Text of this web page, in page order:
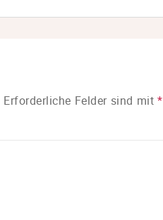
Erforderliche Felder sind mit*